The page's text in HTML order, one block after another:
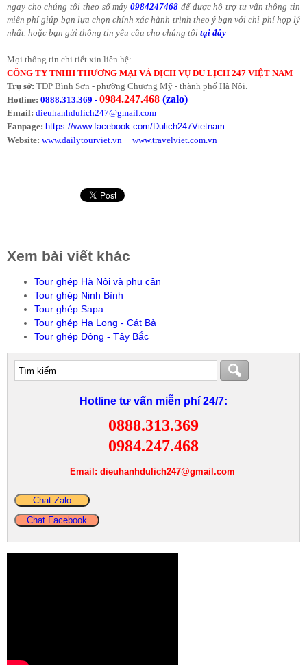
ngay cho chúng tôi theo số máy0984247468 để được hỗ trợ tư vấn thông tin
miễn phí giúp bạn lựa chọn chính xác hành trình theo ý bạn với chi phí hợp lý
nhất. hoặc bạn gửi thông tin yêu cầu cho chúng tôi tại đây
Mọi thông tin chi tiết xin liên hệ:
CÔNG TY TNHH THƯƠNG MẠI VÀ DỊCH VỤ DU LỊCH 247 VIỆT NAM
Trụ sở: TDP Bình Sơn - phường Chương Mỹ - thành phố Hà Nội.
Hotline: 0888.313.369 - 0984.247.468 (zalo)
Email: dieuhanhdulich247@gmail.com
Fanpage: https://www.facebook.com/Dulich247Vietnam
Website: www.dailytourviet.vn www.travelviet.com.vn
Xem bài viết khác
Tour ghép Hà Nội và phụ cận
Tour ghép Ninh Bình
Tour ghép Sapa
Tour ghép Hạ Long - Cát Bà
Tour ghép Đông - Tây Bắc
Hotline tư vấn miễn phí 24/7:
0888.313.369
0984.247.468
Email: dieuhanhdulich247@gmail.com
Chat Zalo
Chat Facebook